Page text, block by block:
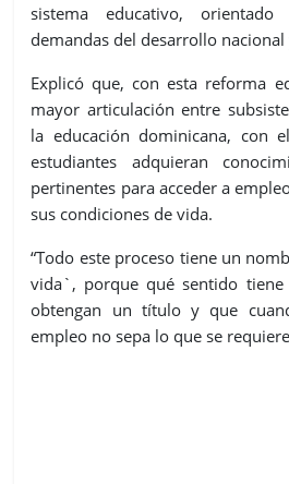
sistema educativo,
demandas del desarrollo
Explicó que, con esta reforma
mayor articulación entre
la educación dominicana, con
estudiantes adquieran
pertinentes para acceder a
sus condiciones de vida.
“Todo este proceso tiene un
vida`, porque qué sentido tiene
obtengan un título y que
empleo no sepa lo que se